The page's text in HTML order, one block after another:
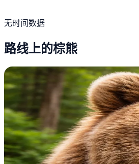
无时间数据
路线上的棕熊